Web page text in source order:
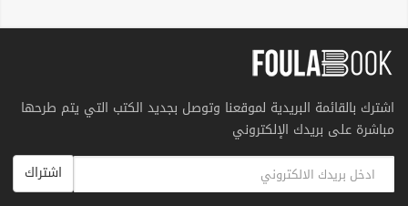
اشترك بالقائمة البريدية لموقعنا وتوصل بجديد الكتب التي يتم طرحها
مباشرة على بريدك الإلكتروني
اشتراك